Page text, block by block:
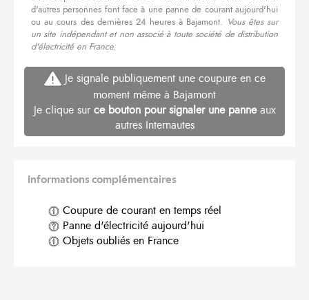
d'autres personnes font face à une panne de courant aujourd'hui
ou au cours des dernières 24 heures à Bajamont. Vous êtes sur
un site indépendant et non associé à toute société de distribution
d'électricité en France.
Je signale publiquement une coupure en ce
moment même à Bajamont
Je clique sur ce bouton pour signaler une panneaux
autres Internautes
Informations complémentaires
Coupure de courant en temps réel
Panne d'électricité aujourd'hui
Objets oubliés en France